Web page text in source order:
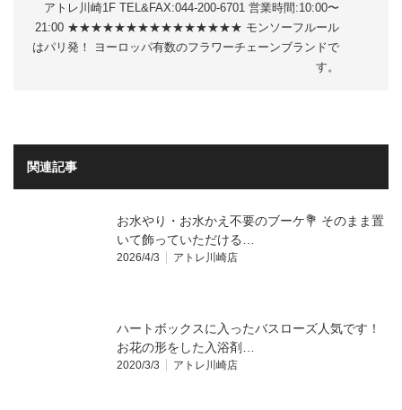
アトレ川崎1F TEL&FAX:044-200-6701 営業時間:10:00〜
21:00 ★★★★★★★★★★★★★★★ モンソーフルール
はパリ発！ ヨーロッパ有数のフラワーチェーンブランドで
す。
関連記事
お水やり・お水かえ不要のブーケ💐 そのまま置
いて飾っていただける…
2026/4/3 アトレ川崎店
ハートボックスに入ったバスローズ人気です！
お花の形をした入浴剤…
2020/3/3 アトレ川崎店